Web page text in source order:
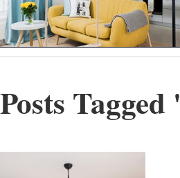
Posts Tagged '